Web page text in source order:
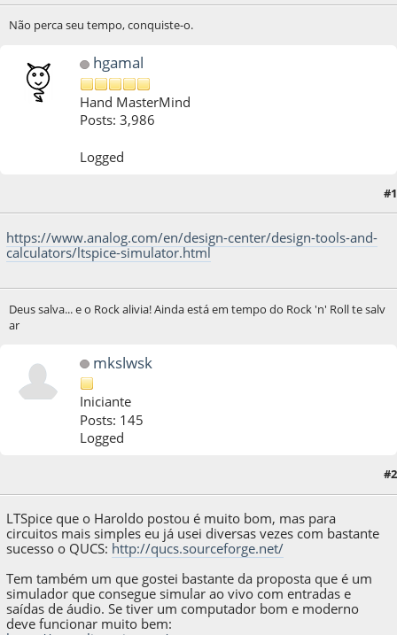
Não perca seu tempo, conquiste-o.
hgamal
Hand MasterMind
Posts: 3,986
Logged
#1
https://www.analog.com/en/design-center/design-tools-and-
calculators/ltspice-simulator.html
Deus salva... e o Rock alivia! Ainda está em tempo do Rock 'n' Roll te salv
ar
mkslwsk
Iniciante
Posts: 145
Logged
#2
LTSpice que o Haroldo postou é muito bom, mas para
circuitos mais simples eu já usei diversas vezes com bastante
sucesso o QUCS: http://qucs.sourceforge.net/
Tem também um que gostei bastante da proposta que é um
simulador que consegue simular ao vivo com entradas e
saídas de áudio. Se tiver um computador bom e moderno
deve funcionar muito bem: